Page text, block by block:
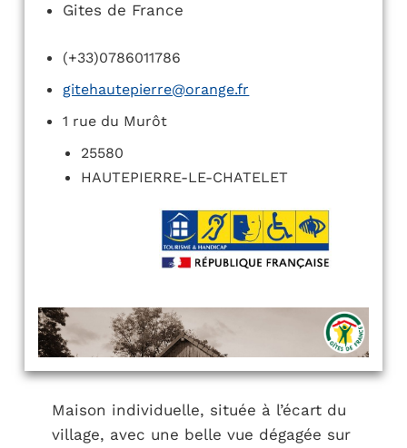
Gites de France
(+33)0786011786
gitehautepierre@orange.fr
1 rue du Murôt
25580
HAUTEPIERRE-LE-CHATELET
Maison individuelle, située à l’écart du
village, avec une belle vue dégagée sur